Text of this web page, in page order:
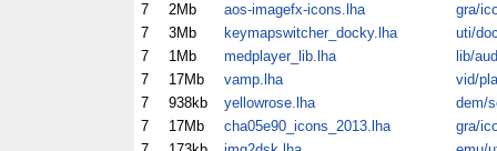
7
2Mb aos-imagefx-icons.lha
gra/
7
3Mb keymapswitcher_docky.lha
uti/
7
1Mb medplayer_lib.lha
lib/aud
7
17Mb vamp.lha
vid/pla
7
938kb yellowrose.lha
dem/
7
17Mb cha05e90_icons_2013.lha
gra/